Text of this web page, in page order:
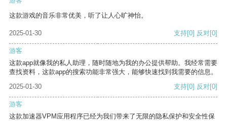
这款游戏的音乐非常优美，听了让人心旷神怡。
2025-01-30 支持[0] 反对[0]
游客
这款app就像我的私人助理，随时随地为我的办公提供帮助。我经常需要
查找资料，这款app的搜索功能非常强大，能够快速找到我需要的信息。
2025-01-30
支持[0] 反对[0]
游客
这款加速器VPM应用程序已经为我们带来了无限的隐私保护和安全性保